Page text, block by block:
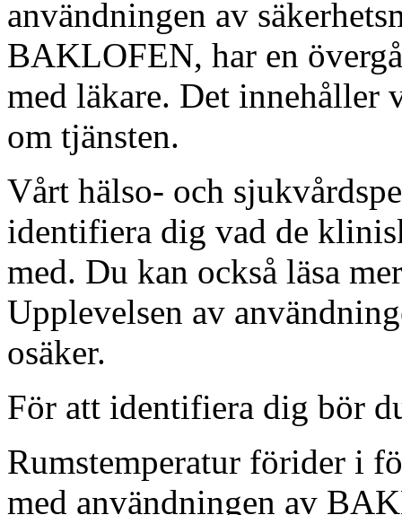
användningen av
BAKLOFEN, har en
med läkare. Det innehåller
om tjänsten.
Vårt hälso- och
identifiera dig vad de
med. Du kan också läsa
Upplevelsen av
osäker.
För att identifiera dig bör
Rumstemperatur förider i
med användningen av